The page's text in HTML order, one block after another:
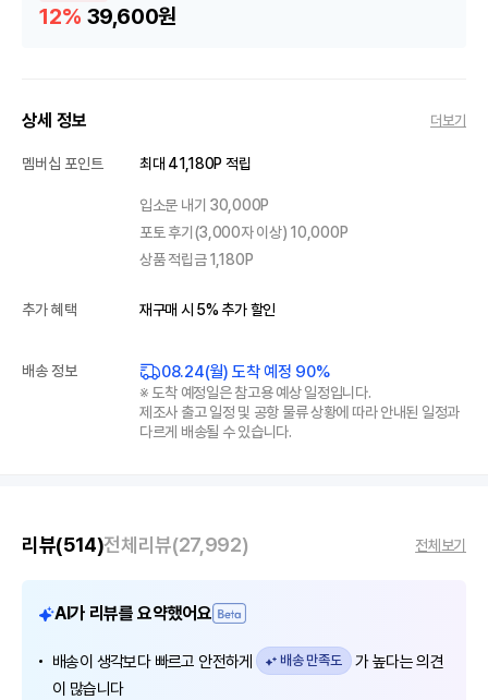
12% 39,600원
상세 정보 더보기
멤버십 포인트 최대 41,180P 적립
입소문 내기 30,000P
포토 후기(3,000자 이상) 10,000P
상품 적립금 1,180P
추가 혜택 재구매 시 5% 추가 할인
배송 정보 08.24(월) 도착 예정 90%
※ 도착 예정일은 참고용 예상 일정입니다.
제조사 출고 일정 및 공항 물류 상황에 따라 안내된 일정과
다르게 배송될 수 있습니다.
리뷰(514)전체리뷰(27,992) 전체보기
AI가 리뷰를 요약했어요
배송이 생각보다 빠르고 안전하게 배송 만족도 가 높다는 의견
이 많습니다